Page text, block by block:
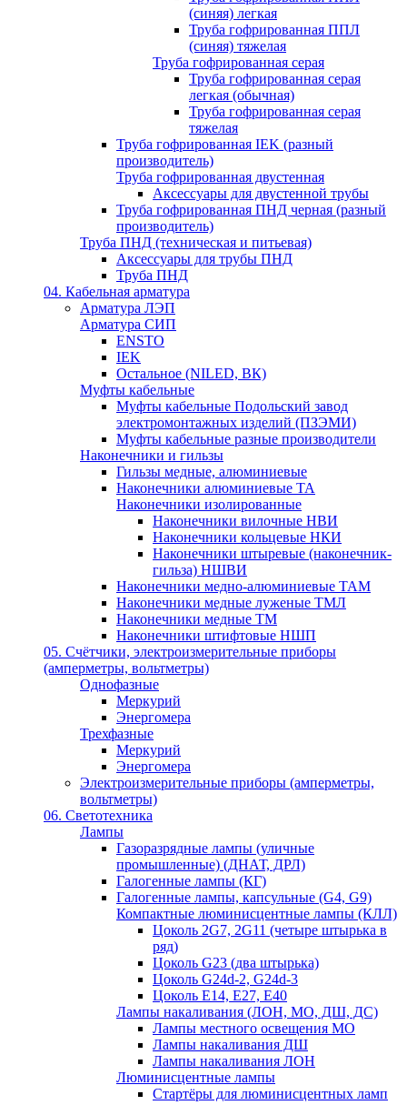
(синяя) легкая
Труба гофрированная ППЛ
(синяя) тяжелая
Труба гофрированная серая
Труба гофрированная серая
легкая (обычная)
Труба гофрированная серая
тяжелая
Труба гофрированная IEK (разный
производитель)
Труба гофрированная двустенная
Аксессуары для двустенной трубы
Труба гофрированная ПНД черная (разный
производитель)
Труба ПНД (техническая и питьевая)
Аксессуары для трубы ПНД
Труба ПНД
04. Кабельная арматура
Арматура ЛЭП
Арматура СИП
ENSTO
IEK
Остальное (NILED, ВК)
Муфты кабельные
Муфты кабельные Подольский завод
электромонтажных изделий (ПЗЭМИ)
Муфты кабельные разные производители
Наконечники и гильзы
Гильзы медные, алюминиевые
Наконечники алюминиевые ТА
Наконечники изолированные
Наконечники вилочные НВИ
Наконечники кольцевые НКИ
Наконечники штыревые (наконечник-
гильза) НШВИ
Наконечники медно-алюминиевые ТАМ
Наконечники медные луженые ТМЛ
Наконечники медные ТМ
Наконечники штифтовые НШП
05. Счётчики, электроизмерительные приборы
(амперметры, вольтметры)
Однофазные
Меркурий
Энергомера
Трехфазные
Меркурий
Энергомера
Электроизмерительные приборы (амперметры,
вольтметры)
06. Светотехника
Лампы
Газоразрядные лампы (уличные
промышленные) (ДНАТ, ДРЛ)
Галогенные лампы (КГ)
Галогенные лампы, капсульные (G4, G9)
Компактные люминисцентные лампы (КЛЛ)
Цоколь 2G7, 2G11 (четыре штырька в
ряд)
Цоколь G23 (два штырька)
Цоколь G24d-2, G24d-3
Цоколь Е14, Е27, Е40
Лампы накаливания (ЛОН, МО, ДШ, ДС)
Лампы местного освещения МО
Лампы накаливания ДШ
Лампы накаливания ЛОН
Люминисцентные лампы
Стартёры для люминисцентных ламп